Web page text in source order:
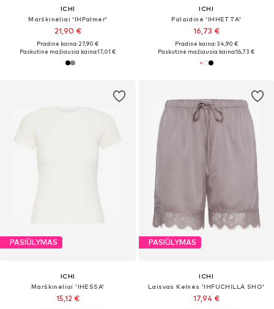
ICHI
Marškinėliai 'IHPalmer'
21,90 €
Pradinė kaina: 27,90 €
Paskutinė mažiausia kaina:17,01 €
ICHI
Palaidinė 'IHHETTA'
16,73 €
Pradinė kaina: 34,90 €
Paskutinė mažiausia kaina:16,73 €
PASIŪLYMAS
ICHI
Marškinėliai 'IHESSA'
15,12 €
PASIŪLYMAS
ICHI
Laisvas Kelnės 'IHFUCHILLA SHO'
17,94 €